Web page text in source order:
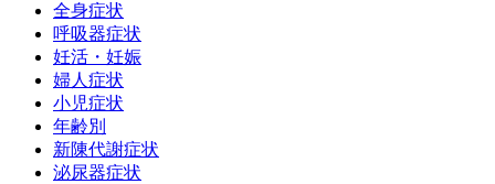
全身症状
呼吸器症状
妊活・妊娠
婦人症状
小児症状
年齢別
新陳代謝症状
泌尿器症状